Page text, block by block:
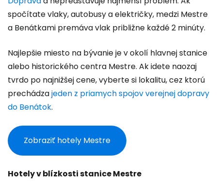
spočítate vlaky, autobusy a električky, medzi Mestre
a Benátkami premáva vlak približne každé 2 minúty.
Najlepšie miesto na bývanie je v okolí hlavnej stanice
alebo historického centra Mestre. Ak idete naozaj
tvrdo po najnižšej cene, vyberte si lokalitu, cez ktorú
prechádzajeden z priamych spojov verejnej dopravy
do Benátok.
Zobraziť hotely Mestre
Hotely v blízkosti stanice Mestre